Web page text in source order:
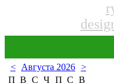
< Августа 2026 >
П В С Ч П С В